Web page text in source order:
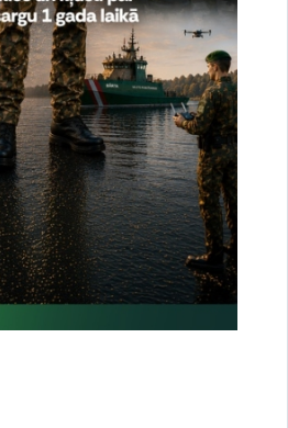
bija noderīga?
atsauksmi